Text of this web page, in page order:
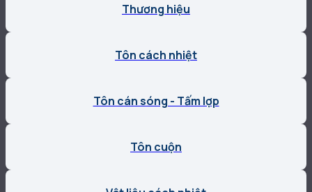
Thương hiệu
Tôn cách nhiệt
Tôn cán sóng - Tấm lợp
Tôn cuộn